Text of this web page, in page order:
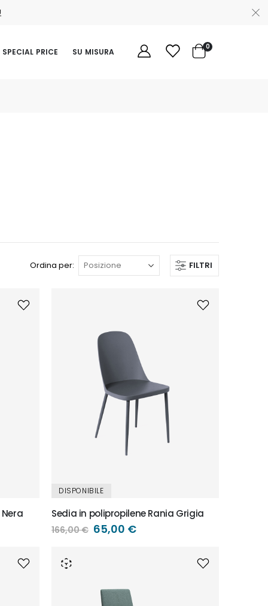
SPECIAL PRICE SU MISURA
Cart
0elementi
FILTRI
Ordina per
DISPONIBILE
Sedia in polipropilene Rania Grigia
166,00 € Prezzo
speciale
65,00 €